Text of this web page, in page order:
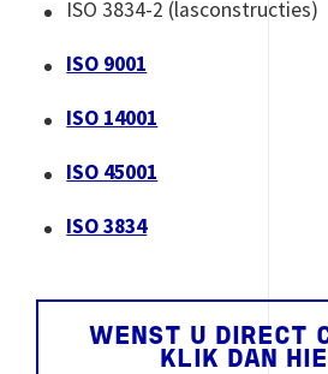
ISO 3834-2 (lasconstructies)
ISO 9001
ISO 14001
ISO 45001
ISO 3834
WENST U DIRECT
KLIK DAN